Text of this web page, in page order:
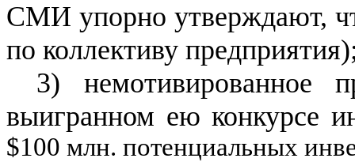
СМИ упорно утверждают,
по коллективу
3) немотивированное
выигранном ею конкурсе
$100 млн. потенциальных